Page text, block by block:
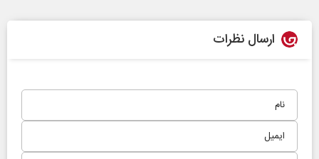
ارسال نظرات